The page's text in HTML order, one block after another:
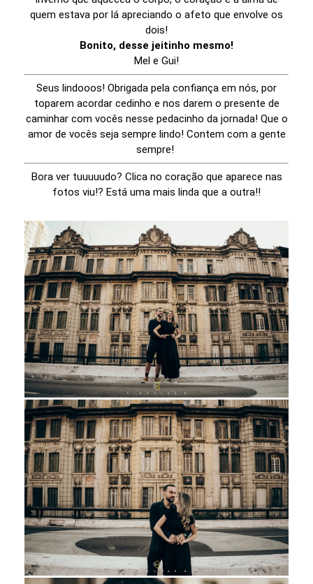
quem estava por lá apreciando o afeto que envolve os
dois!
Bonito, desse jeitinho mesmo!
Mel e Gui!
Seus lindooos! Obrigada pela confiança em nós, por
toparem acordar cedinho e nos darem o presente de
caminhar com vocês nesse pedacinho da jornada! Que o
amor de vocês seja sempre lindo! Contem com a gente
sempre!
Bora ver tuuuuudo? Clica no coração que aparece nas
fotos viu!? Está uma mais linda que a outra!!